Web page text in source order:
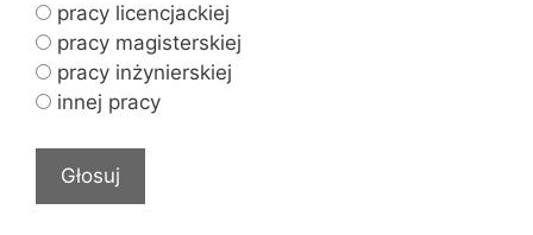
pracy licencjackiej
pracy magisterskiej
pracy inżynierskiej
innej pracy